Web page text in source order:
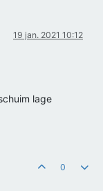
19 jan. 2021 10:12
lage
0